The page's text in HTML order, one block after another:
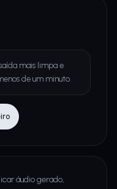
mais limpa e
de um minuto.
áudio gerado,